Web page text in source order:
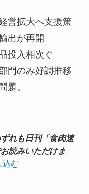
拡大へ支援策
出が再開
投入相次ぐ
のみ好調推移
。
れも日刊「食肉速
読みいただけま
込む